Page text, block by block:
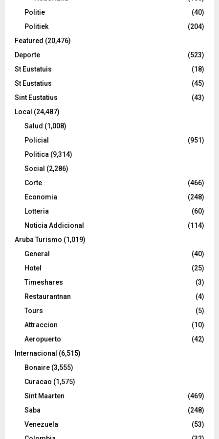
Politie
(40)
Politiek
(204)
Featured (20,476)
Deporte
(523)
St Eustatuis
(18)
St Eustatius
(45)
Sint Eustatius
(43)
Local (24,487)
Salud (1,008)
Policial
(951)
Politica (9,314)
Social (2,286)
Corte
(466)
Economia
(248)
Lotteria
(60)
Noticia Addicional
(114)
Aruba Turismo (1,019)
General
(40)
Hotel
(25)
Timeshares
(3)
Restaurantnan
(4)
Tours
(5)
Attraccion
(10)
Aeropuerto
(42)
Internacional (6,515)
Bonaire (3,555)
Curacao (1,575)
Sint Maarten
(469)
Saba
(248)
Venezuela
(53)